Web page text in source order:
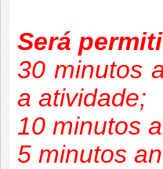
Será
30 minutos
a atividade;
10 minutos
5 minutos